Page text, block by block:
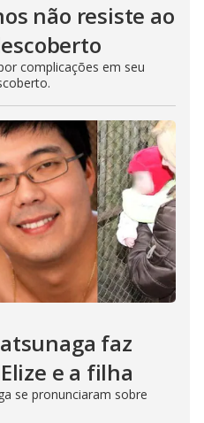
não resiste ao
complicações em seu
faz
e a filha
se pronunciaram sobre